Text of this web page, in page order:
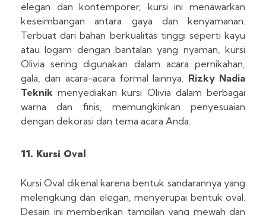
elegan dan kontemporer, kursi ini menawarkan
keseimbangan antara gaya dan kenyamanan.
Terbuat dari bahan berkualitas tinggi seperti kayu
atau logam dengan bantalan yang nyaman, kursi
Olivia sering digunakan dalam acara pernikahan,
gala, dan acara-acara formal lainnya. Rizky Nadia
Teknik menyediakan kursi Olivia dalam berbagai
warna dan finis, memungkinkan penyesuaian
dengan dekorasi dan tema acara Anda.
11. Kursi Oval
Kursi Oval dikenal karena bentuk sandarannya yang
melengkung dan elegan, menyerupai bentuk oval.
Desain ini memberikan tampilan yang mewah dan